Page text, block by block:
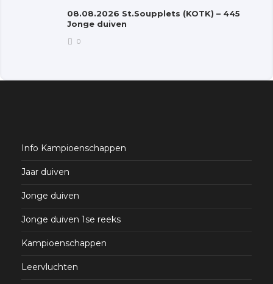
08.08.2026 St.Soupplets (KOTK) – 445
Jonge duiven
0
Info Kampioenschappen
Jaar duiven
Jonge duiven
Jonge duiven 1se reeks
Kampioenschappen
Leervluchten